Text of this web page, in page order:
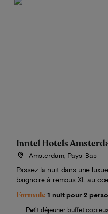
Inntel Hotels
Amsterdam, Pays-Bas
Passez la nuit dans une
baignoire à remous XL au
Formule 1 nuit pour 2
Petit déjeuner buffet copieux